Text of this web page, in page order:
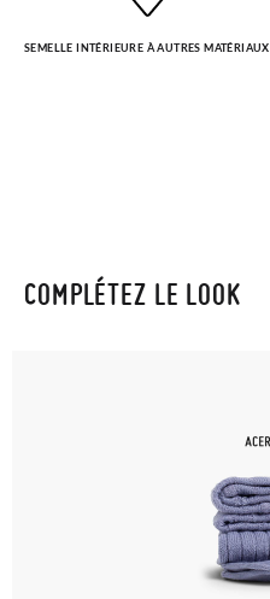
SEMELLE INTÉRIEURE À AUTRES MATÉRIAUX
COMPLÉTEZ LE LOOK